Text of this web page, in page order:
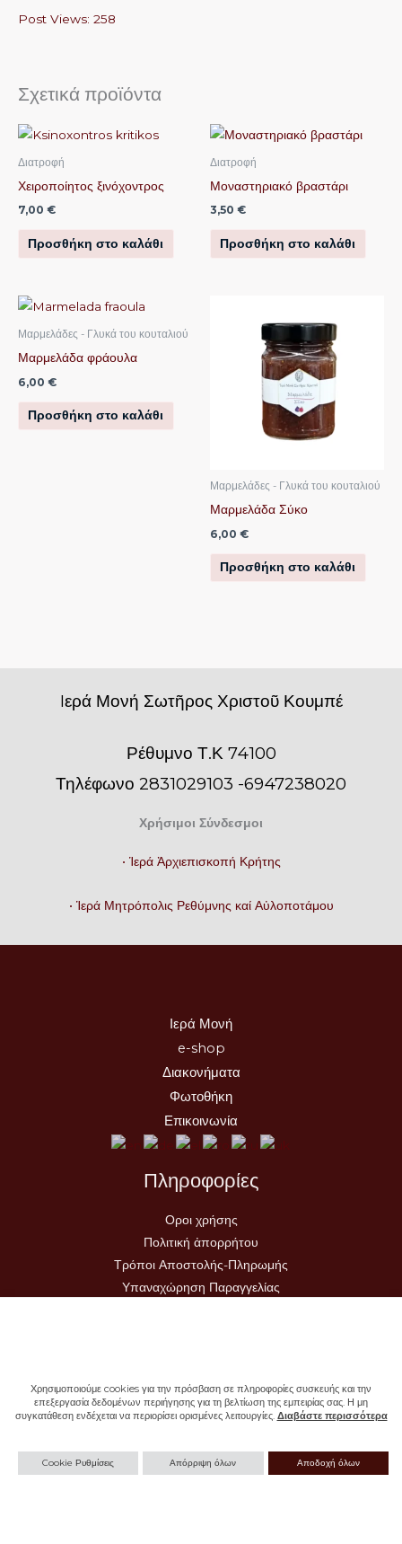
Post Views: 258
Σχετικά προϊόντα
Διατροφή
Χειροποίητος ξινόχοντρος
7,00 €
Προσθήκη στο καλάθι
Διατροφή
Μοναστηριακό βραστάρι
3,50 €
Προσθήκη στο καλάθι
Μαρμελάδες - Γλυκά του κουταλιού
Μαρμελάδα φράουλα
6,00 €
Προσθήκη στο καλάθι
Μαρμελάδες - Γλυκά του κουταλιού
Μαρμελάδα Σύκο
6,00 €
Προσθήκη στο καλάθι
Iερά Μονή Σωτῆρος Χριστοῦ Κουμπέ
Ρέθυμνο Τ.Κ 74100
Τηλέφωνο 2831029103 -6947238020
Χρήσιμοι Σύνδεσμοι
• Ἱερά Ἀρχιεπισκοπή Κρήτης
• Ἱερά Μητρόπολις Ρεθύμνης καί Αὐλοποτάμου
Ιερά Μονή
e-shop
Διακονήματα
Φωτοθήκη
Επικοινωνία
Πληροφορίες
Οροι χρήσης
Πολιτική ἀπορρήτου
Τρόποι Αποστολής-Πληρωμής
Υπαναχώρηση Παραγγελίας
Χρησιμοποιούμε cookies για την πρόσβαση σε πληροφορίες συσκευής και την
επεξεργασία δεδομένων περιήγησης για τη βελτίωση της εμπειρίας σας. Η μη
συγκατάθεση ενδέχεται να περιορίσει ορισμένες λειτουργίες. Διαβάστε περισσότερα
Cookie Ρυθμίσεις Απόρριψη όλων Αποδοχή όλων